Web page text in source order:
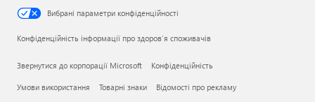
Вибрані параметри конфіденційності
Конфіденційність інформації про здоров’я споживачів
Звернутися до корпорації Microsoft Конфіденційність
Умови використання Товарні знаки Відомості про рекламу